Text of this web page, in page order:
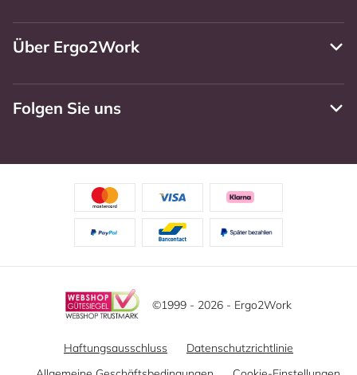
Über Ergo2Work
Folgen Sie uns
©1999 - 2026 - Ergo2Work
Haftungsausschluss
Datenschutzrichtlinie